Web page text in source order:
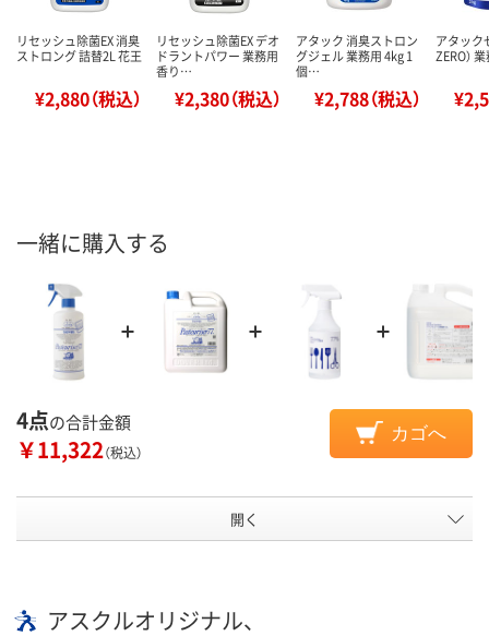
リセッシュ除菌EX 消臭
ストロング 詰替2L 花王
¥2,880（税込）
リセッシュ除菌EX デオ
ドラントパワー 業務用
香り…
¥2,380（税込）
アタック 消臭ストロン
グジェル 業務用 4kg 1
個…
¥2,788（税込）
アタック
ZERO）
一緒に購入する
4点の合計金額
￥11,322（税込）
カゴへ
開く
アスクルオリジナル、